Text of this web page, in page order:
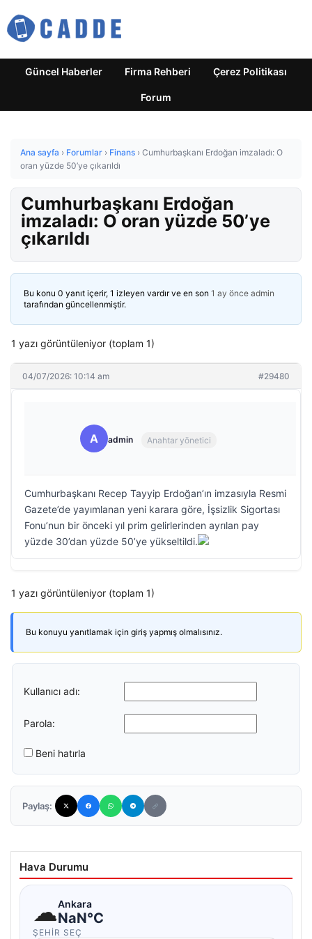
Güncel Haberler Firma Rehberi Çerez Politikası
Forum
Ana sayfa › Forumlar › Finans › Cumhurbaşkanı Erdoğan imzaladı: O
oran yüzde 50’ye çıkarıldı
Cumhurbaşkanı Erdoğan
imzaladı: O oran yüzde 50’ye
çıkarıldı
Bu konu 0 yanıt içerir, 1 izleyen vardır ve en son 1 ay önce admin
tarafından güncellenmiştir.
1 yazı görüntüleniyor (toplam 1)
04/07/2026: 10:14 am #29480
A admin Anahtar yönetici
Cumhurbaşkanı Recep Tayyip Erdoğan’ın imzasıyla Resmi
Gazete’de yayımlanan yeni karara göre, İşsizlik Sigortası
Fonu’nun bir önceki yıl prim gelirlerinden ayrılan pay
yüzde 30’dan yüzde 50’ye yükseltildi.
1 yazı görüntüleniyor (toplam 1)
Bu konuyu yanıtlamak için giriş yapmış olmalısınız.
Kullanıcı adı:
Parola:
Beni hatırla
Paylaş:
Hava Durumu
☁Ankara
NaN°C
ŞEHIR SEÇ